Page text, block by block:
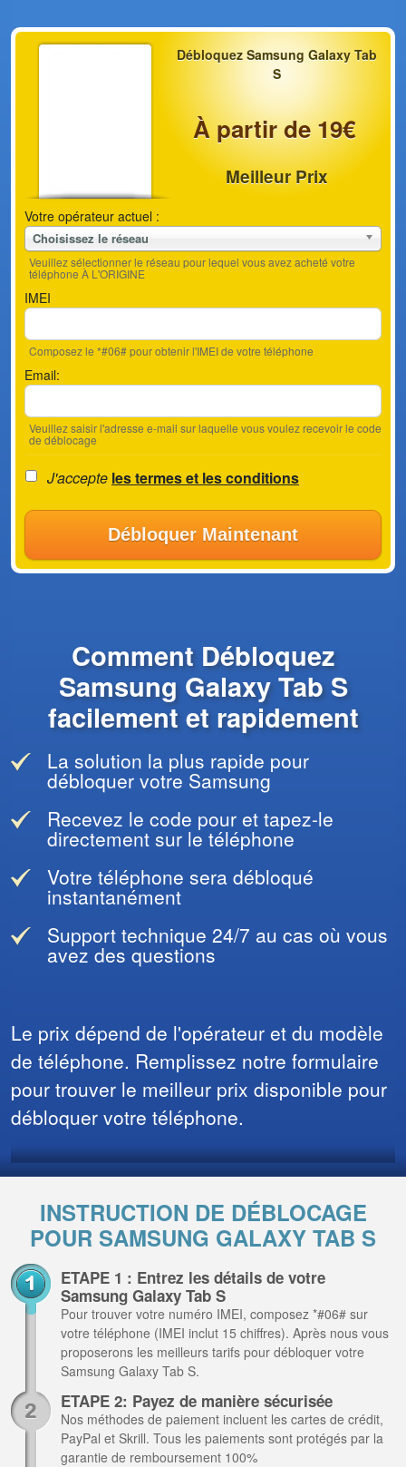
Débloquez Samsung Galaxy Tab
S
À partir de 19€
Meilleur Prix
Votre opérateur actuel :
Choisissez le réseau
Veuillez sélectionner le réseau pour lequel vous avez acheté votre
téléphone À L'ORIGINE
IMEI
Composez le *#06# pour obtenir l'IMEI de votre téléphone
Email:
Veuillez saisir l'adresse e-mail sur laquelle vous voulez recevoir le code
de déblocage
J'accepte les termes et les conditions
Débloquer Maintenant
Comment Débloquez
Samsung Galaxy Tab S
facilement et rapidement
La solution la plus rapide pour
débloquer votre Samsung
Recevez le code pour et tapez-le
directement sur le téléphone
Votre téléphone sera débloqué
instantanément
Support technique 24/7 au cas où vous
avez des questions
Le prix dépend de l'opérateur et du modèle
de téléphone. Remplissez notre formulaire
pour trouver le meilleur prix disponible pour
débloquer votre téléphone.
INSTRUCTION DE DÉBLOCAGE
POUR SAMSUNG GALAXY TAB S
ETAPE 1 : Entrez les détails de votre
Samsung Galaxy Tab S
Pour trouver votre numéro IMEI, composez *#06# sur
votre téléphone (IMEI inclut 15 chiffres). Après nous vous
proposerons les meilleurs tarifs pour débloquer votre
Samsung Galaxy Tab S.
ETAPE 2: Payez de manière sécurisée
Nos méthodes de paiement incluent les cartes de crédit,
PayPal et Skrill. Tous les paiements sont protégés par la
garantie de remboursement 100%